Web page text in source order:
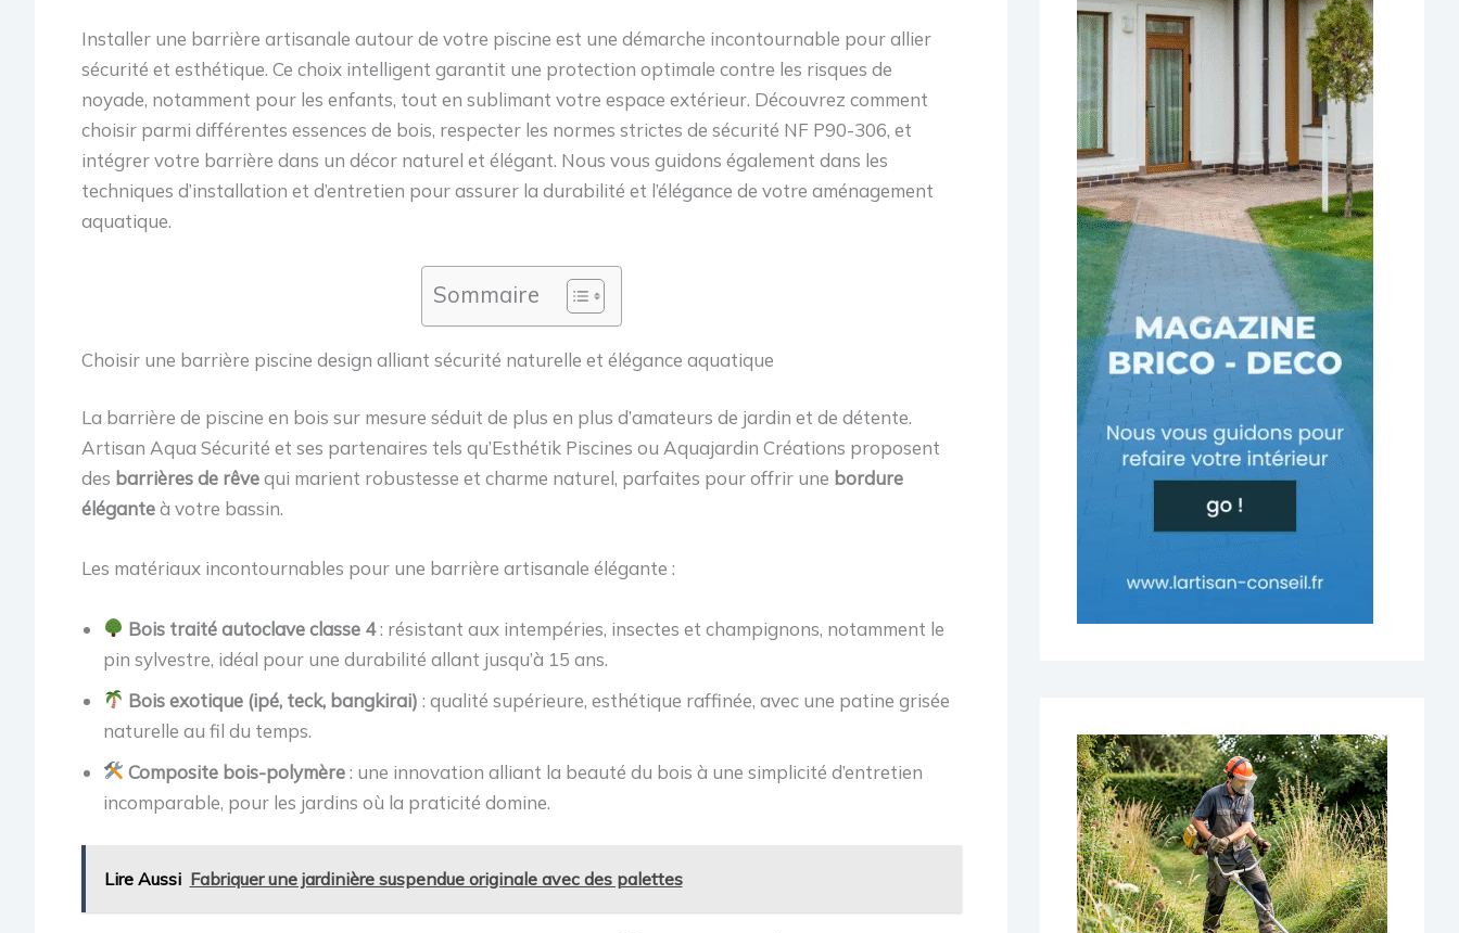
Installer une barrière artisanale autour de votre piscine est une démarche incontournable pour allier
sécurité et esthétique. Ce choix intelligent garantit une protection optimale contre les risques de
noyade, notamment pour les enfants, tout en sublimant votre espace extérieur. Découvrez comment
choisir parmi différentes essences de bois, respecter les normes strictes de sécurité NF P90-306, et
intégrer votre barrière dans un décor naturel et élégant. Nous vous guidons également dans les
techniques d’installation et d’entretien pour assurer la durabilité et l’élégance de votre aménagement
aquatique.
Sommaire
Choisir une barrière piscine design alliant sécurité naturelle et élégance aquatique
La barrière de piscine en bois sur mesure séduit de plus en plus d’amateurs de jardin et de détente.
Artisan Aqua Sécurité et ses partenaires tels qu’Esthétik Piscines ou Aquajardin Créations proposent
des barrières de rêvequi marient robustesse et charme naturel, parfaites pour offrir une bordure
éléganteà votre bassin.
Les matériaux incontournables pour une barrière artisanale élégante :
Bois traité autoclave classe 4: résistant aux intempéries, insectes et champignons, notamment le
pin sylvestre, idéal pour une durabilité allant jusqu’à 15 ans.
Bois exotique (ipé, teck, bangkirai) : qualité supérieure, esthétique raffinée, avec une patine grisée
naturelle au fil du temps.
Composite bois-polymère: une innovation alliant la beauté du bois à une simplicité d’entretien
incomparable, pour les jardins où la praticité domine.
Lire Aussi Fabriquer une jardinière suspendue originale avec des palettes